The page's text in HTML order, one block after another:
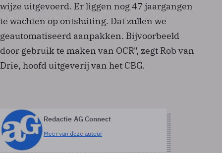
wijze uitgevoerd. Er liggen nog 47 jaargangen
te wachten op ontsluiting. Dat zullen we
geautomatiseerd aanpakken. Bijvoorbeeld
door gebruik te maken van OCR", zegt Rob van
Drie, hoofd uitgeverij van het CBG.
Redactie AG Connect
Meer van deze auteur